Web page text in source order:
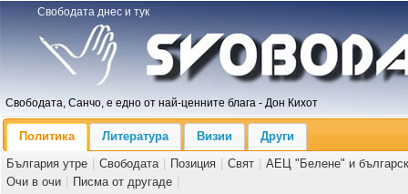
Свободата днес и тук
Свободата, Санчо, е едно от най-ценните блага - Дон Кихот
Политика Литература Визии
Други
България утре
Свободата Позиция Свят
АЕЦ "Белене" и
Очи в очи
Писма от другаде